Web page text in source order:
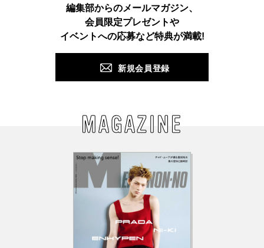
TikTok Facebook Pinterest LINE
編集部からのメールマガジン、
会員限定プレゼントや
イベントへの応募など特典が満載!
新規会員登録
MAGAZINE